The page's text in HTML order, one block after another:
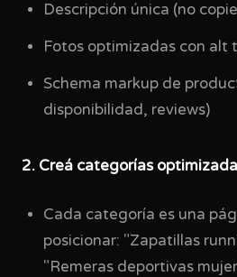
Descripción única (no
Fotos optimizadas con alt
Schema markup de
disponibilidad, reviews)
2. Creá categorías
Cada categoría es una
posicionar: "Zapatillas
"Remeras deportivas